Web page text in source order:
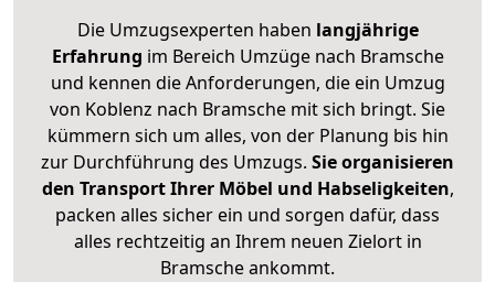
Die Umzugsexperten haben langjährige
Erfahrung im Bereich Umzüge nach Bramsche
und kennen die Anforderungen, die ein Umzug
von Koblenz nach Bramsche mit sich bringt. Sie
kümmern sich um alles, von der Planung bis hin
zur Durchführung des Umzugs. Sie organisieren
den Transport Ihrer Möbel und Habseligkeiten,
packen alles sicher ein und sorgen dafür, dass
alles rechtzeitig an Ihrem neuen Zielort in
Bramsche ankommt.